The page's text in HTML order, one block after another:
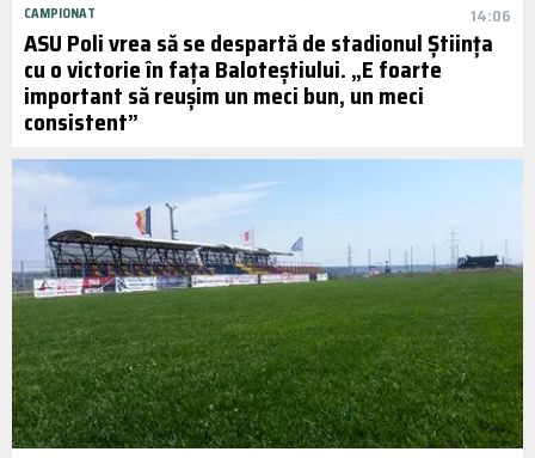
CAMPIONAT 14:06
ASU Poli vrea să se despartă de stadionul Știința
cu o victorie în fața Baloteștiului. „E foarte
important să reușim un meci bun, un meci
consistent”